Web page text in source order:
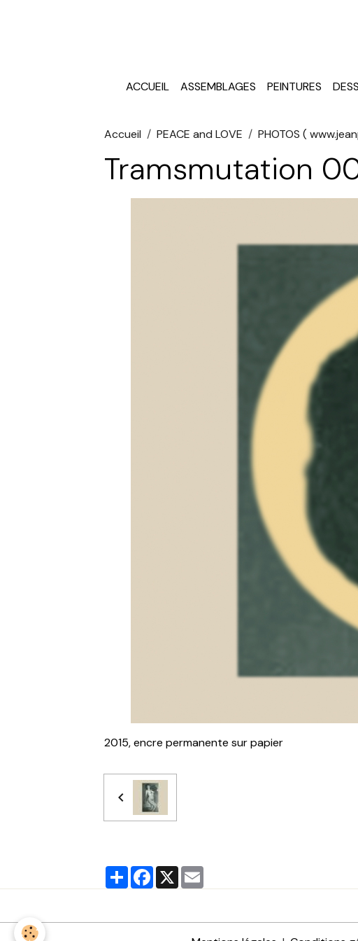
ACCUEIL ASSEMBLAGES PEINTURES
Accueil PEACE and LOVE PHOTOS (
Tramsmutation
2015, encre permanente sur papier
PartagerFacebook
X